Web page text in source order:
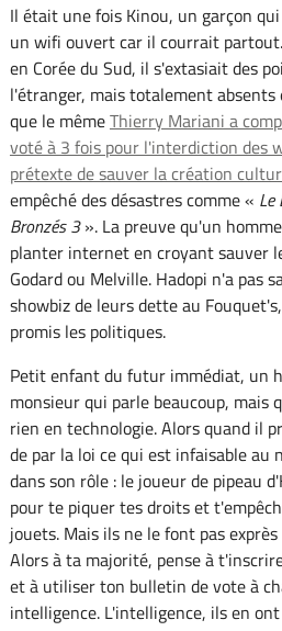
Il était une fois Kinou, un garçon
un wifi ouvert car il courrait
en Corée du Sud, il s'extasiait des
l'étranger, mais totalement absents
que le mêmeThierry Mariani a
voté à 3 fois pour l'interdiction des
prétexte de sauver la création
empêché des désastres comme « Le
Bronzés 3». La preuve qu'un
planter internet en croyant sauver
Godard ou Melville. Hadopi n'a pas
showbiz de leurs dette au
promis les politiques.
Petit enfant du futur immédiat, un
monsieur qui parle beaucoup, mais
rien en technologie. Alors quand il
de par la loi ce qui est infaisable au
dans son rôle : le joueur de pipeau
pour te piquer tes droits et
jouets. Mais ils ne le font pas
Alors à ta majorité, pense à
et à utiliser ton bulletin de vote à
intelligence. L'intelligence, ils en